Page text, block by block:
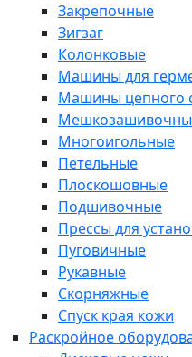
Закрепочные
Зигзаг
Колонковые
Машины для
Машины цепного
Многоигольные
Петельные
Плоскошовные
Подшивочные
Прессы для
Пуговичные
Рукавные
Скорняжные
Спуск края кожи
Раскройное